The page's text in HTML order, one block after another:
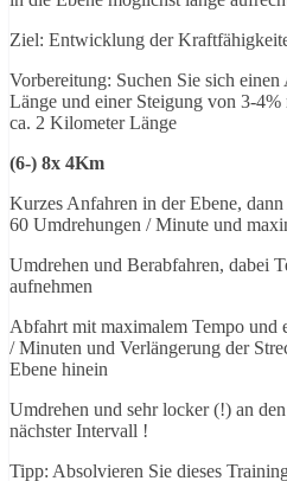
Ziel: Entwicklung der
Vorbereitung: Suchen Sie sich
Länge und einer Steigung von 3-
ca. 2 Kilometer Länge
(6-) 8x 4Km
Kurzes Anfahren in der Ebene,
60 Umdrehungen / Minute und
Umdrehen und Berabfahren, dabei
aufnehmen
Abfahrt mit maximalem Tempo und
/ Minuten und Verlängerung der
Ebene hinein
Umdrehen und sehr locker (!) an
nächster Intervall !
Tipp: Absolvieren Sie dieses